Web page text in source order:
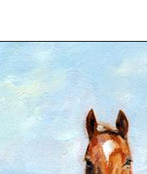
شعر فارسی
زندگینامه‌ی بزرگان
گفتاورد